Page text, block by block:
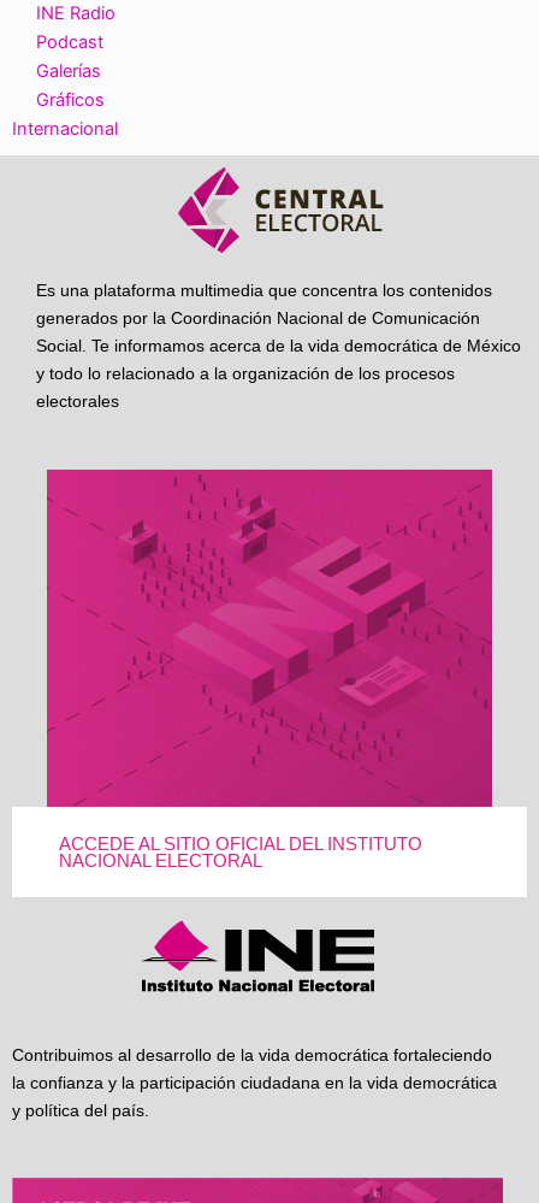
INE Radio
Podcast
Galerías
Gráficos
Internacional
Es una plataforma multimedia que concentra los contenidos
generados por la Coordinación Nacional de Comunicación
Social. Te informamos acerca de la vida democrática de México
y todo lo relacionado a la organización de los procesos
electorales
ACCEDE AL SITIO OFICIAL DEL INSTITUTO
NACIONAL ELECTORAL
Contribuimos al desarrollo de la vida democrática fortaleciendo
la confianza y la participación ciudadana en la vida democrática
y política del país.